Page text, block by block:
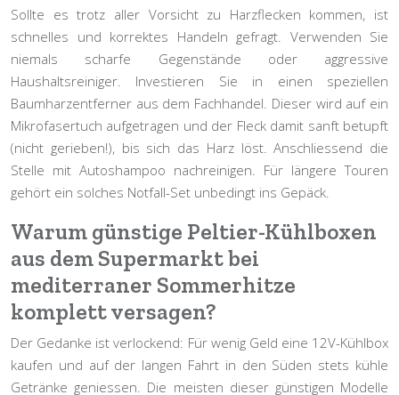
Sollte es trotz aller Vorsicht zu Harzflecken kommen, ist
schnelles und korrektes Handeln gefragt. Verwenden Sie
niemals scharfe Gegenstände oder aggressive
Haushaltsreiniger. Investieren Sie in einen speziellen
Baumharzentferner aus dem Fachhandel. Dieser wird auf ein
Mikrofasertuch aufgetragen und der Fleck damit sanft betupft
(nicht gerieben!), bis sich das Harz löst. Anschliessend die
Stelle mit Autoshampoo nachreinigen. Für längere Touren
gehört ein solches Notfall-Set unbedingt ins Gepäck.
Warum günstige Peltier-Kühlboxen
aus dem Supermarkt bei
mediterraner Sommerhitze
komplett versagen?
Der Gedanke ist verlockend: Für wenig Geld eine 12V-Kühlbox
kaufen und auf der langen Fahrt in den Süden stets kühle
Getränke geniessen. Die meisten dieser günstigen Modelle